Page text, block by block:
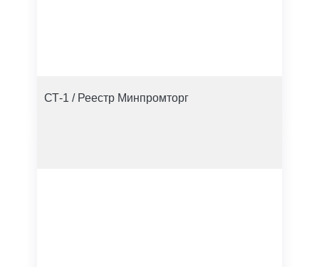
СТ-1 / Реестр Минпромторг